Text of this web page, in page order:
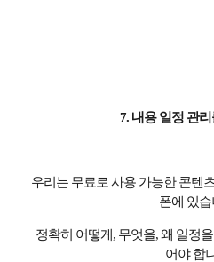
7. 내용 일정 관
우리는 무료로 사용 가능한 콘텐
폰에 있
정확히 어떻게 , 무엇을,왜 일정
어야 합